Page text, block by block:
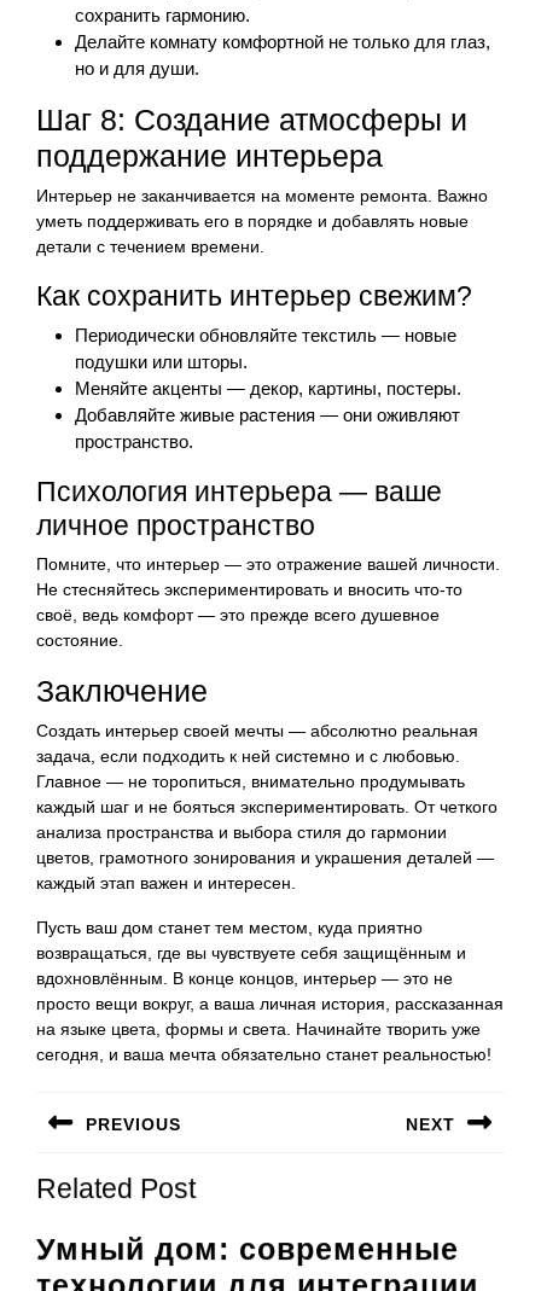
сохранить гармонию.
Делайте комнату комфортной не только для глаз,
но и для души.
Шаг 8: Создание атмосферы и
поддержание интерьера
Интерьер не заканчивается на моменте ремонта. Важно
уметь поддерживать его в порядке и добавлять новые
детали с течением времени.
Как сохранить интерьер свежим?
Периодически обновляйте текстиль — новые
подушки или шторы.
Меняйте акценты — декор, картины, постеры.
Добавляйте живые растения — они оживляют
пространство.
Психология интерьера — ваше
личное пространство
Помните, что интерьер — это отражение вашей личности.
Не стесняйтесь экспериментировать и вносить что-то
своё, ведь комфорт — это прежде всего душевное
состояние.
Заключение
Создать интерьер своей мечты — абсолютно реальная
задача, если подходить к ней системно и с любовью.
Главное — не торопиться, внимательно продумывать
каждый шаг и не бояться экспериментировать. От четкого
анализа пространства и выбора стиля до гармонии
цветов, грамотного зонирования и украшения деталей —
каждый этап важен и интересен.
Пусть ваш дом станет тем местом, куда приятно
возвращаться, где вы чувствуете себя защищённым и
вдохновлённым. В конце концов, интерьер — это не
просто вещи вокруг, а ваша личная история, рассказанная
на языке цвета, формы и света. Начинайте творить уже
сегодня, и ваша мечта обязательно станет реальностью!
по
записям
PREVIOUS
запись:
NEXT
Related Post
Умный дом: современные